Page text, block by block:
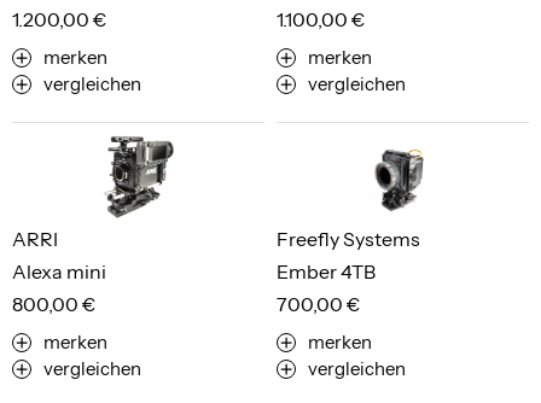
1.200,00 €
merken
vergleichen
1.100,00 €
merken
vergleichen
Alexa mini
ARRI
800,00 €
merken
vergleichen
Ember 4TB
Freefly Systems
700,00 €
merken
vergleichen